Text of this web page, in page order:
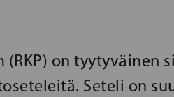
(RKP) on tyytyväinen
Seteli on